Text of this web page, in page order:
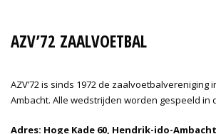
AZV’72 ZAALVOETBAL
AZV’72 is sinds 1972 de zaalvoetbalvereniging
Ambacht. Alle wedstrijden worden gespeeld in
Adres: Hoge Kade 60, Hendrik-ido-Ambacht